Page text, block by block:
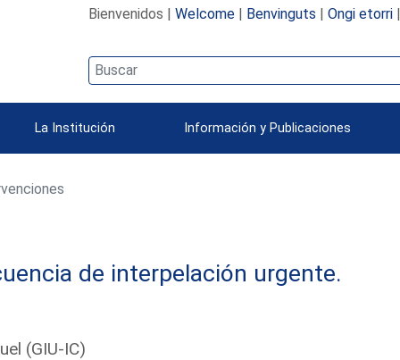
Bienvenidos | Welcome| Benvinguts | Ongi etorri|
La Institución Información y Publicaciones
de interpelación urgente.
(GIU-IC)